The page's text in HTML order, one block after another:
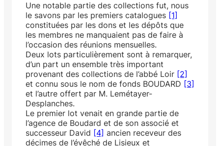
Une notable partie des collections fut, nous
le savons par les premiers catalogues [1]
constituées par les dons et les dépôts que
les membres ne manquaient pas de faire à
l’occasion des réunions mensuelles.
Deux lots particulièrement sont à remarquer,
d’un part un ensemble très important
provenant des collections de l’abbé Loir [2]
et connu sous le nom de fonds BOUDARD [3]
et l’autre offert par M. Lemétayer-
Desplanches.
Le premier lot venait en grande partie de
l’agence de Boudard et de son associé et
successeur David [4] ancien receveur des
décimes de l’évêché de Lisieux et